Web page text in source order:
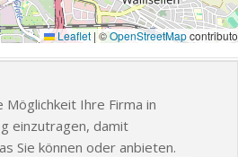
Leaflet | ©OpenStreetMap
Ihre Firma in
einzutragen, damit
Sie können oder anbieten.